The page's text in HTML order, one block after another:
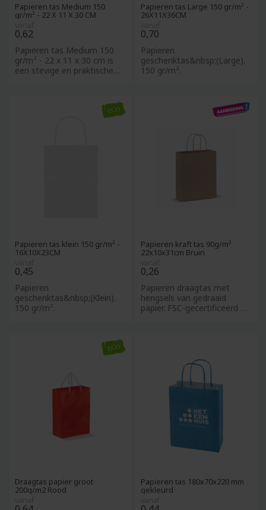
Papieren tas Medium 150
gr/m² - 22 X 11 X 30 CM
0,62
Papieren tas Medium 150
gr/m² - 22 x 11 x 30 cm is
een stevige en praktische
Papieren tas Large 150 gr/m² -
26X11X36CM
0,70
Papieren
geschenktas&nbsp;(Large).
150 gr/m².
Papieren tas klein 150 gr/m² -
16X10X23CM
0,45
Papieren
geschenktas&nbsp;(Klein).
150 gr/m².
Papieren kraft tas 90g/m²
22x10x31cm Bruin
0,26
Papieren draagtas met
hengsels van gedraaid
papier. FSC-gecertificeerd en
Draagtas papier groot
200g/m2 Rood
Papieren tas 180x70x220 mm
gekleurd